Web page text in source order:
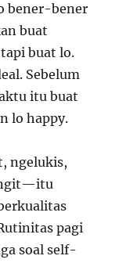
bener-bener
buat
buat lo.
Sebelum
itu buat
lo happy.
ngelukis,
pagi
soal self-